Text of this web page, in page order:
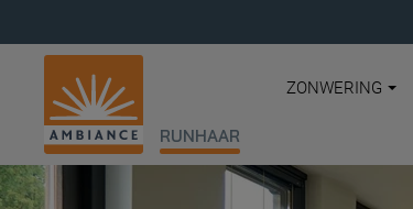
RUNHAAR
ZONWERING